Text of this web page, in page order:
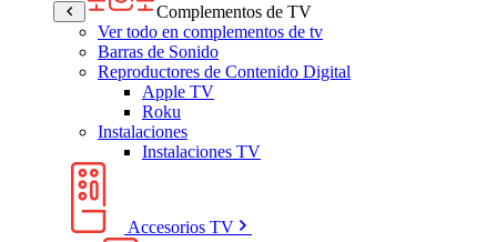
Complementos de TV
Ver todo en complementos de tv
Barras de Sonido
Reproductores de Contenido Digital
Apple TV
Roku
Instalaciones
Instalaciones TV
Accesorios TV